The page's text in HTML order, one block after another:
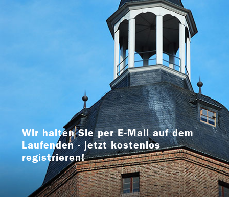
Wir halten Sie per E-Mail auf dem
Laufenden - jetzt kostenlos
registrieren!